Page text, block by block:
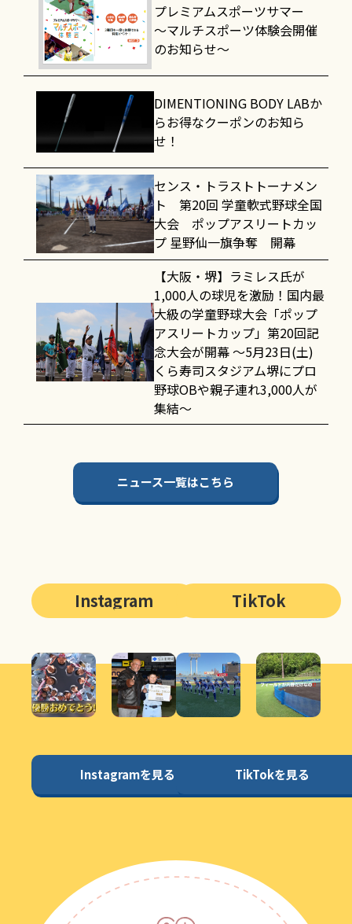
プレミアムスポーツサマー
～マルチスポーツ体験会開催
のお知らせ～
DIMENTIONING BODY LABか
らお得なクーポンのお知ら
せ！
センス・トラストトーナメン
ト 第20回 学童軟式野球全国
大会 ポップアスリートカッ
プ 星野仙一旗争奪 開幕
【大阪・堺】ラミレス氏が
1,000人の球児を激励！国内最
大級の学童野球大会「ポップ
アスリートカップ」第20回記
念大会が開幕 〜5月23日(土)
くら寿司スタジアム堺にプロ
野球OBや親子連れ3,000人が
集結〜
ニュース一覧はこちら
Instagram
Instagramを見る
TikTok
TikTokを見る